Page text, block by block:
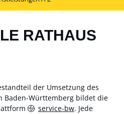
RATHAUS
der Umsetzung des
Baden-Württemberg bildet die
service-bw. Jede